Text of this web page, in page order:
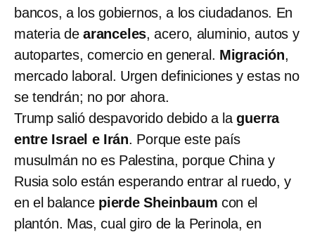
bancos, a los gobiernos, a los ciudadanos. En
materia dearanceles, acero, aluminio, autos y
autopartes, comercio en general. Migración,
mercado laboral. Urgen definiciones y estas no
se tendrán; no por ahora.
Trump salió despavorido debido a laguerra
entre Israel e Irán. Porque este país
musulmán no es Palestina, porque China y
Rusia solo están esperando entrar al ruedo, y
en el balance pierde Sheinbaum con el
plantón. Mas, cual giro de la Perinola, en